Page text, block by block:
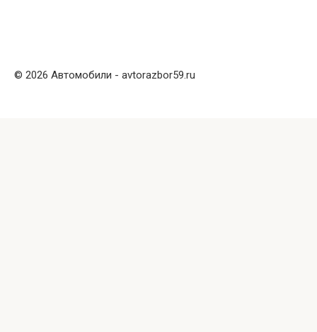
© 2026 Автомобили - avtorazbor59.ru